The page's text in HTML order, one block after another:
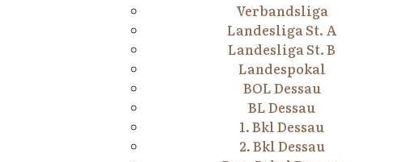
Verbandsliga
Landesliga St. A
Landesliga St. B
Landespokal
BOL Dessau
BL Dessau
1. Bkl Dessau
2. Bkl Dessau